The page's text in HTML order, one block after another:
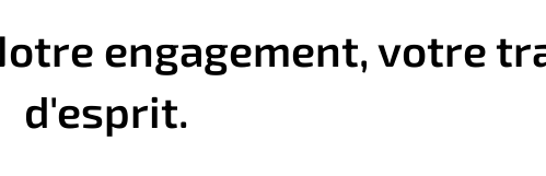
engagement, votre
d'esprit.